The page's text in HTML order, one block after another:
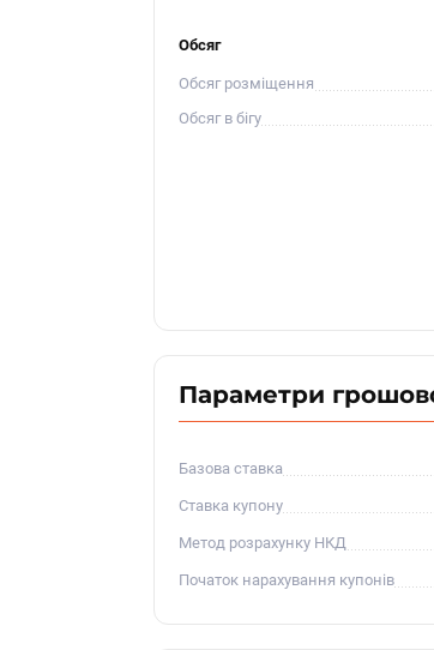
Обсяг
Обсяг розміщення
Обсяг в бігу
Параметри
Базова ставка
Ставка купону
Метод розрахунку НКД
Початок нарахування купонів